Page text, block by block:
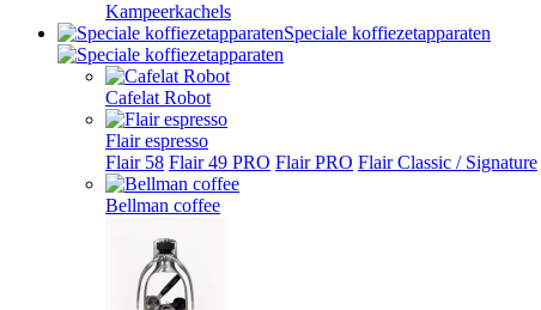
Kampeerkachels
Speciale koffiezetapparaten
Cafelat Robot
Flair espresso
Flair 58 Flair 49 PRO Flair PRO Flair Classic / Signature
Bellman coffee